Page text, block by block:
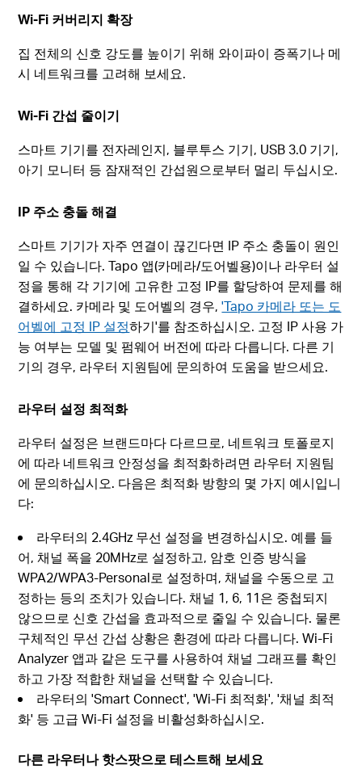
Wi-Fi 커버리지 확장
집 전체의 신호 강도를 높이기 위해 와이파이 증폭기나 메
시 네트워크를 고려해 보세요.
Wi-Fi 간섭 줄이기
스마트 기기를 전자레인지, 블루투스 기기, USB 3.0 기기,
아기 모니터 등 잠재적인 간섭원으로부터 멀리 두십시오.
IP 주소 충돌 해결
스마트 기기가 자주 연결이 끊긴다면 IP 주소 충돌이 원인
일 수 있습니다. Tapo 앱(카메라/도어벨용)이나 라우터 설
정을 통해 각 기기에 고유한 고정 IP를 할당하여 문제를 해
결하세요. 카메라 및 도어벨의 경우,'Tapo 카메라 또는 도
어벨에 고정 IP 설정하기'를 참조하십시오. 고정 IP 사용 가
능 여부는 모델 및 펌웨어 버전에 따라 다릅니다. 다른 기
기의 경우, 라우터 지원팀에 문의하여 도움을 받으세요.
라우터 설정 최적화
라우터 설정은 브랜드마다 다르므로, 네트워크 토폴로지
에 따라 네트워크 안정성을 최적화하려면 라우터 지원팀
에 문의하십시오. 다음은 최적화 방향의 몇 가지 예시입니
다:
라우터의 2.4GHz 무선 설정을 변경하십시오. 예를 들
어, 채널 폭을 20MHz로 설정하고, 암호 인증 방식을
WPA2/WPA3-Personal로 설정하며, 채널을 수동으로 고
정하는 등의 조치가 있습니다. 채널 1, 6, 11은 중첩되지
않으므로 신호 간섭을 효과적으로 줄일 수 있습니다. 물론
구체적인 무선 간섭 상황은 환경에 따라 다릅니다. Wi-Fi
Analyzer 앱과 같은 도구를 사용하여 채널 그래프를 확인
하고 가장 적합한 채널을 선택할 수 있습니다.
라우터의 'Smart Connect', 'Wi-Fi 최적화', '채널 최적
화' 등 고급 Wi-Fi 설정을 비활성화하십시오.
다른 라우터나 핫스팟으로 테스트해 보세요